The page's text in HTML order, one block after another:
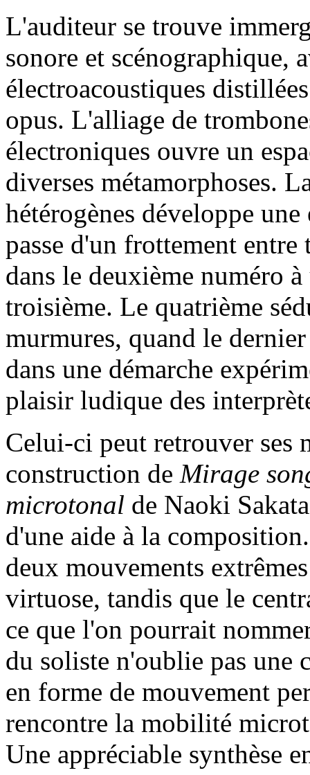
L'auditeur se trouve
sonore et scénographique,
électroacoustiques
opus. L'alliage de
électroniques ouvre un
diverses métamorphoses.
hétérogènes développe
passe d'un frottement
dans le deuxième numéro
troisième. Le quatrième
murmures, quand le
dans une démarche
plaisir ludique des
Celui-ci peut retrouver ses
construction de Mirage
microtonal de Naoki
d'une aide à la
deux mouvements
virtuose, tandis que le
ce que l'on pourrait
du soliste n'oublie pas une
en forme de mouvement
rencontre la mobilité
Une appréciable synthèse